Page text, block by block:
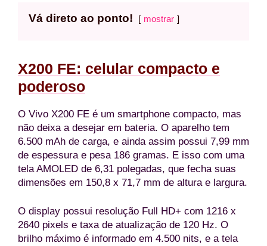
Vá direto ao ponto! mostrar
X200 FE: celular compacto e
poderoso
O Vivo X200 FE é um smartphone compacto, mas
não deixa a desejar em bateria. O aparelho tem
6.500 mAh de carga, e ainda assim possui 7,99 mm
de espessura e pesa 186 gramas. E isso com uma
tela AMOLED de 6,31 polegadas, que fecha suas
dimensões em 150,8 x 71,7 mm de altura e largura.
O display possui resolução Full HD+ com 1216 x
2640 pixels e taxa de atualização de 120 Hz. O
brilho máximo é informado em 4.500 nits, e a tela